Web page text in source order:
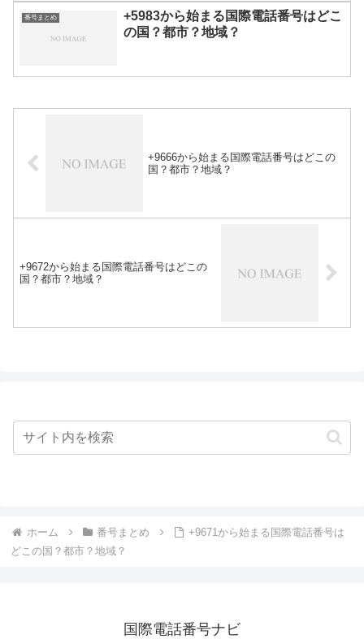
番号まとめ
+5983から始まる国際電話番号はどこ
の国？都市？地域？
+9666から始まる国際電話番号はどこの
国？都市？地域？
+9672から始まる国際電話番号はどこの
国？都市？地域？
ホーム 番号まとめ
+9671から始まる国際電話番号は
どこの国？都市？地域？
国際電話番号ナビ